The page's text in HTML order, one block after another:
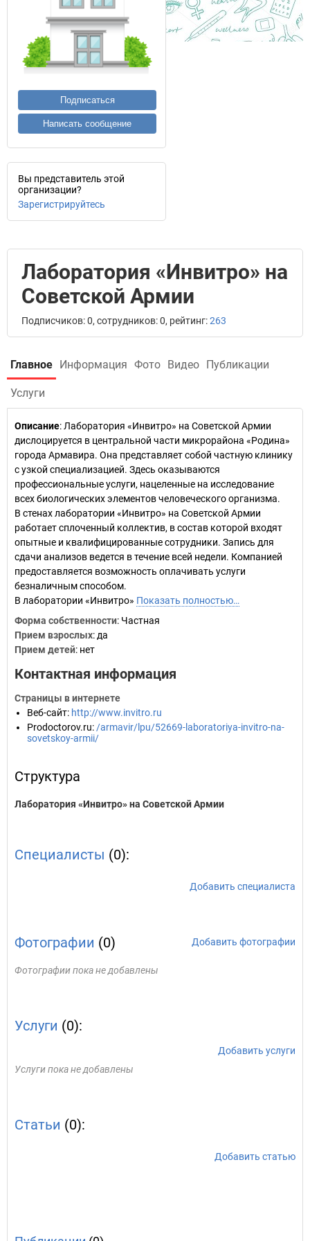
Подписаться
Написать сообщение
Вы представитель этой
организации?
Зарегистрируйтесь
Лаборатория «Инвитро» на
Советской Армии
Подписчиков: 0, сотрудников: 0, рейтинг:263
Главное Информация Фото Видео Публикации
Услуги
Описание: Лаборатория «Инвитро» на Советской Армии
дислоцируется в центральной части микрорайона «Родина»
города Армавира. Она представляет собой частную клинику
с узкой специализацией. Здесь оказываются
профессиональные услуги, нацеленные на исследование
всех биологических элементов человеческого организма.
В стенах лаборатории «Инвитро» на Советской Армии
работает сплоченный коллектив, в состав которой входят
опытные и квалифицированные сотрудники. Запись для
сдачи анализов ведется в течение всей недели. Компанией
предоставляется возможность оплачивать услуги
безналичным способом.
В лаборатории «Инвитро» Показать полностью…
Форма собственности: Частная
Прием взрослых: да
Прием детей: нет
Контактная информация
Страницы в интернете
Веб-сайт: http://www.invitro.ru
Prodoctorov.ru: /armavir/lpu/52669-laboratoriya-invitro-na-
sovetskoy-armii/
Структура
Лаборатория «Инвитро» на Советской Армии
Специалисты (0):
Добавить специалиста
Фотографии (0) Добавить фотографии
Фотографии пока не добавлены
Услуги (0):
Добавить услуги
Услуги пока не добавлены
Статьи (0):
Добавить статью